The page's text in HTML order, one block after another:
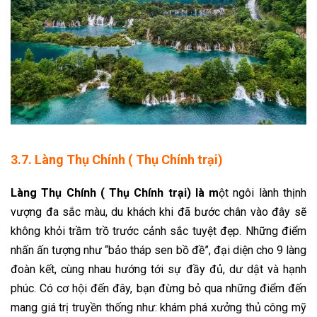
3.7. Làng Thụ Chính ( Thụ Chính trại)
Làng Thụ Chính ( Thụ Chính trại) là một ngôi lành thịnh
vượng đa sắc màu, du khách khi đã bước chân vào đây sẽ
không khỏi trầm trồ trước cảnh sắc tuyệt đẹp. Những điểm
nhấn ấn tượng như “bảo tháp sen bồ đề”, đại diện cho 9 làng
đoàn kết, cùng nhau hướng tới sự đầy đủ, dư dật và hạnh
phúc. Có cơ hội đến đây, bạn đừng bỏ qua những điểm đến
mang giá trị truyền thống như: khám phá xưởng thủ công mỹ